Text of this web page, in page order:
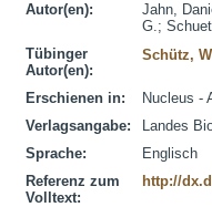
Autor(en):
Jahn,
G.;
Tübinger
Autor(en):
Schütz,
Erschienen in:
Nucleus -
Verlagsangabe:
Landes
Sprache:
Englisch
Referenz zum
Volltext:
http://